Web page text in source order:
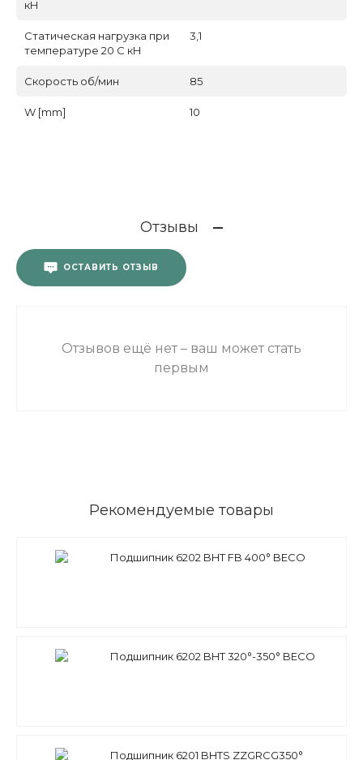
кН
Статическая нагрузка при
температуре 20 С кН
3,1
Скорость об/мин 85
W [mm] 10
Отзывы
ОСТАВИТЬ ОТЗЫВ
Отзывов ещё нет – ваш может стать
первым
Рекомендуемые товары
Подшипник 6202 BHT FB 400° BECO
Подшипник 6202 BHT 320°-350° BECO
Подшипник 6201 BHTS ZZGRCG350°